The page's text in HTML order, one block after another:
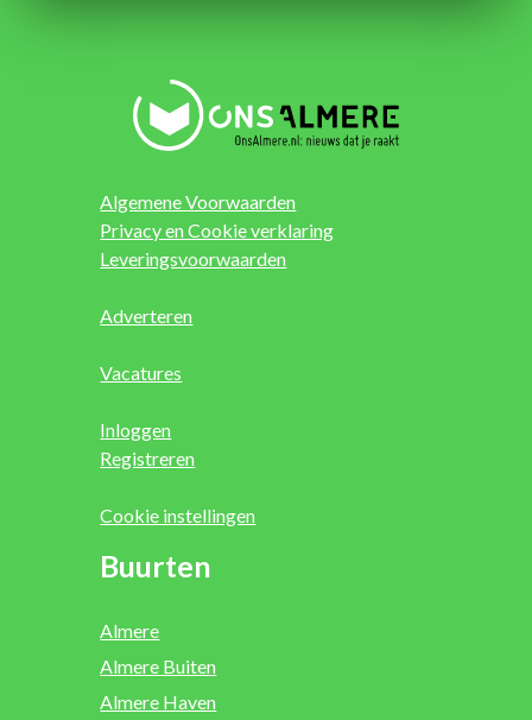
Algemene Voorwaarden
Privacy en Cookie verklaring
Leveringsvoorwaarden
Adverteren
Vacatures
Inloggen
Registreren
Cookie instellingen
Buurten
Almere
Almere Buiten
Almere Haven